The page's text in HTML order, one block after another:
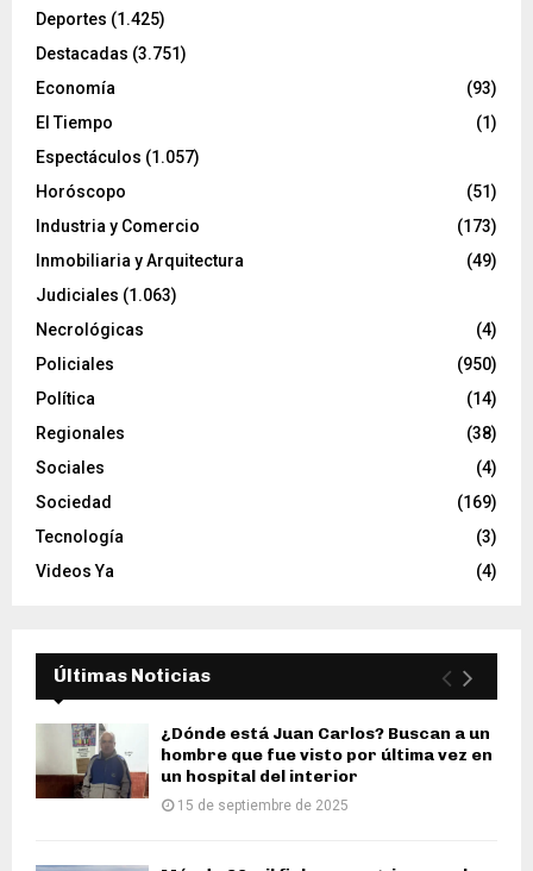
Deportes (1.425)
Destacadas (3.751)
Economía
(93)
El Tiempo
(1)
Espectáculos (1.057)
Horóscopo
(51)
Industria y Comercio
(173)
Inmobiliaria y Arquitectura
(49)
Judiciales (1.063)
Necrológicas
(4)
Policiales
(950)
Política
(14)
Regionales
(38)
Sociales
(4)
Sociedad
(169)
Tecnología
(3)
Videos Ya
(4)
Últimas Noticias
¿Dónde está Juan Carlos? Buscan a un
hombre que fue visto por última vez en
un hospital del interior
15 de septiembre de 2025